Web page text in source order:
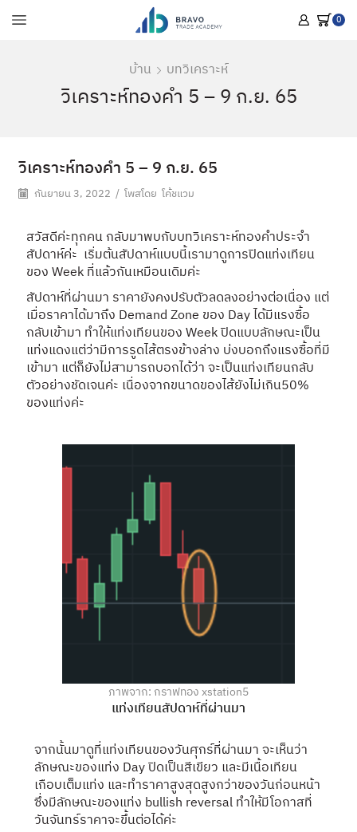
0
บ้าน บทวิเคราะห์
วิเคราะห์ทองคำ 5 – 9 ก.ย. 65
วิเคราะห์ทองคำ 5 – 9 ก.ย. 65
กันยายน 3, 2022 / โพสโดย โค้ชแวม
สวัสดีค่ะทุกคน กลับมาพบกับบทวิเคราะห์ทองคำประจำ
สัปดาห์ค่ะ เริ่มต้นสัปดาห์แบบนี้เรามาดูการปิดแท่งเทียน
ของ Week ที่แล้วกันเหมือนเดิมค่ะ
สัปดาห์ที่ผ่านมา ราคายังคงปรับตัวลดลงอย่างต่อเนื่อง แต่
เมื่อราคาได้มาถึง Demand Zone ของ Day ได้มีแรงซื้อ
กลับเข้ามา ทำให้แท่งเทียนของ Week ปิดแบบลักษณะเป็น
แท่งแดงแต่ว่ามีการรูดไส้ตรงข้างล่าง บ่งบอกถึงแรงซื้อที่มี
เข้ามา แต่ก็ยังไม่สามารถบอกได้ว่า จะเป็นแท่งเทียนกลับ
ตัวอย่างชัดเจนค่ะ เนื่องจากขนาดของไส้ยังไม่เกิน50%
ของแท่งค่ะ
ภาพจาก: กราฟทอง xstation5
แท่งเทียนสัปดาห์ที่ผ่านมา
จากนั้นมาดูที่แท่งเทียนของวันศุกร์ที่ผ่านมา จะเห็นว่า
ลักษณะของแท่ง Day ปิดเป็นสีเขียว และมีเนื้อเทียน
เกือบเต็มแท่ง และทำราคาสูงสุดสูงกว่าของวันก่อนหน้า
ซึ่งมีลักษณะของแท่ง bullish reversal ทำให้มีโอกาสที่
วันจันทร์ราคาจะขึ้นต่อได้ค่ะ